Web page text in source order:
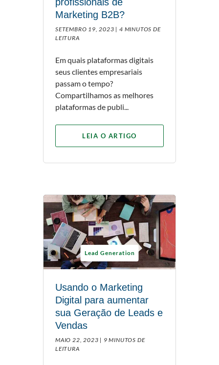
Marketing B2B?
SETEMBRO 19, 2023 | 4 MINUTOS DE
LEITURA
Em quais plataformas digitais
seus clientes empresariais
passam o tempo?
Compartilhamos as melhores
plataformas de publi...
LEIA O ARTIGO
Lead Generation
Usando o Marketing
Digital para aumentar
sua Geração de Leads e
Vendas
MAIO 22, 2023 | 9 MINUTOS DE
LEITURA